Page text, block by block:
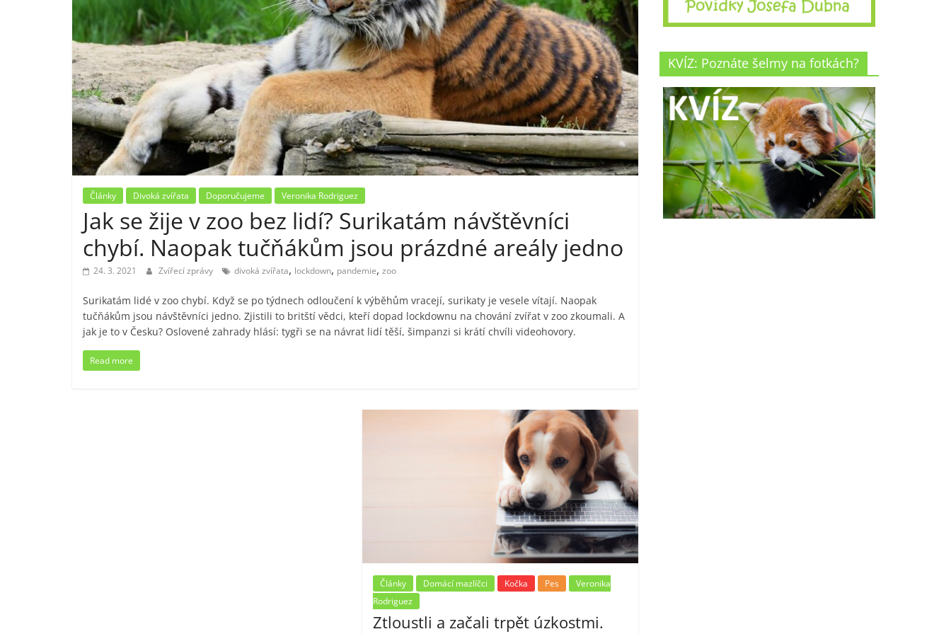
Články Divoká zvířata Doporučujeme Veronika Rodriguez
Jak se žije v zoo bez lidí? Surikatám návštěvníci
chybí. Naopak tučňákům jsou prázdné areály jedno
24. 3. 2021 Zvířecí zprávy divoká zvířata, lockdown, pandemie, zoo
Surikatám lidé v zoo chybí. Když se po týdnech odloučení k výběhům vracejí, surikaty je vesele vítají. Naopak
tučňákům jsou návštěvníci jedno. Zjistili to britští vědci, kteří dopad lockdownu na chování zvířat v zoo zkoumali. A
jak je to v Česku? Oslovené zahrady hlásí: tygři se na návrat lidí těší, šimpanzi si krátí chvíli videohovory.
Read more
Články Domácí mazlíčci Kočka Pes
Veronika
Rodriguez
Ztloustli a začali trpět úzkostmi.
KVÍZ: Poznáte šelmy na fotkách?